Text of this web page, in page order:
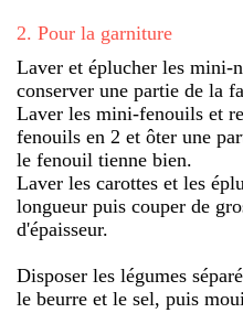
2. Pour la garniture
Laver et éplucher les mini-
conserver une partie de la
Laver les mini-fenouils et
fenouils en 2 et ôter une
le fenouil tienne bien.
Laver les carottes et les
longueur puis couper de
d'épaisseur.
Disposer les légumes
le beurre et le sel, puis